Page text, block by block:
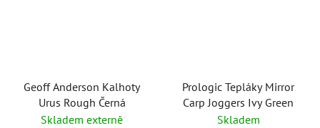
Geoff Anderson Kalhoty
Urus Rough Černá
Skladem externě
Prologic Tepláky Mirror
Carp Joggers Ivy Green
Skladem